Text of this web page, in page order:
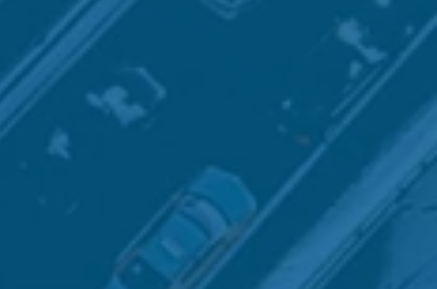
spécialisée dans la
(OSINT) et en
humaine(HUMINT).
expertise
renseignements